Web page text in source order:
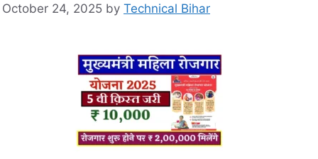
October 24, 2025 by Technical Bihar